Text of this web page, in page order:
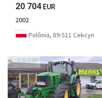
20 704 EUR
2002
Polônia, 89-511 Cekcyn